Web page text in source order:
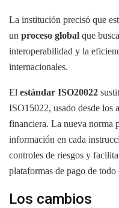
La institución precisó que
un proceso global que
interoperabilidad y la
internacionales.
El estándar ISO20022
ISO15022, usado desde los
financiera. La nueva norma
información en cada
controles de riesgos y
plataformas de pago de todo
Los cambios